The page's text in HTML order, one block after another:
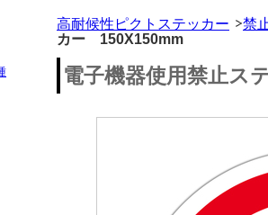
高耐候性ピクトステッカー
禁
カー 150X150mm
電子機器使用禁止